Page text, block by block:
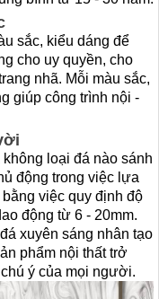
sắc, kiểu dáng để
cho uy quyền, cho
nhã. Mỗi màu sắc,
giúp công trình nội -
loại đá nào sánh
động trong việc lựa
việc quy định độ
động từ 6 - 20mm.
xuyên sáng nhân tạo
phẩm nội thất trở
ý của mọi người.